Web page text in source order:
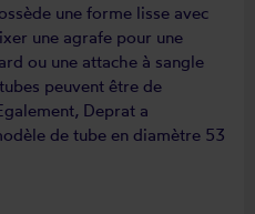
une forme lisse avec
une agrafe pour une
ou une attache à sangle
peuvent être de
Deprat a
de tube en diamètre 53